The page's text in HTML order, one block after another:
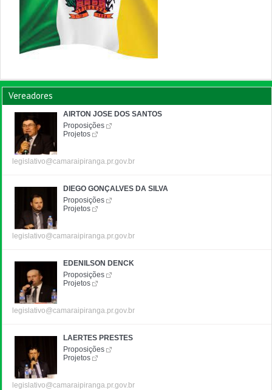
Vereadores
AIRTON JOSE DOS SANTOS
Proposições
Projetos
legislativo@camaraipiranga.pr.gov.br
DIEGO GONÇALVES DA SILVA
Proposições
Projetos
legislativo@camaraipiranga.pr.gov.br
EDENILSON DENCK
Proposições
Projetos
legislativo@camaraipiranga.pr.gov.br
LAERTES PRESTES
Proposições
Projetos
legislativo@camaraipiranga.pr.gov.br